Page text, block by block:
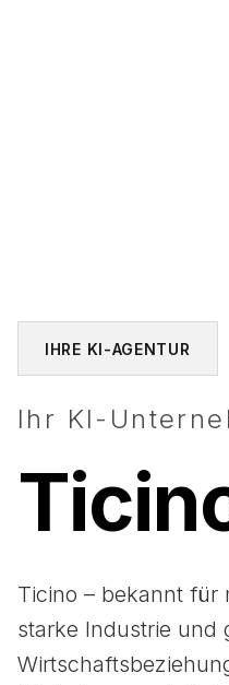
IHRE KI-AGENTUR
Ihr KI-
Ticino – bekannt für
starke Industrie und